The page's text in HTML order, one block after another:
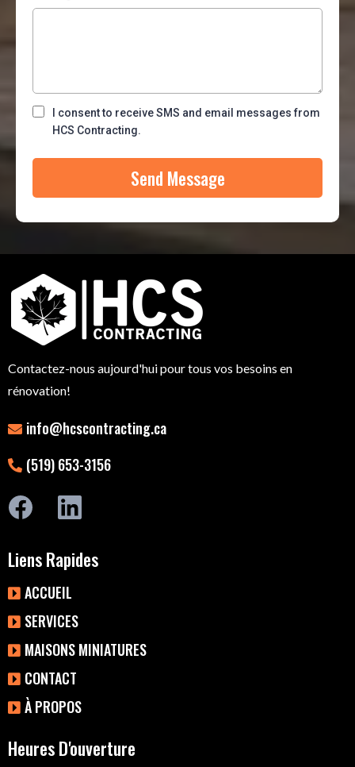
I consent to receive SMS and email messages from
HCS Contracting.
Send Message
Contactez-nous aujourd'hui pour tous vos besoins en
rénovation!
info@hcscontracting.ca
(519) 653-3156
Liens Rapides
ACCUEIL
SERVICES
MAISONS MINIATURES
CONTACT
À PROPOS
Heures D'ouverture